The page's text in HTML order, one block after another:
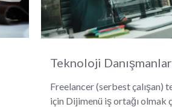
Teknoloji
Freelancer (serbest çalışan)
için Dijimenü iş ortağı olmak